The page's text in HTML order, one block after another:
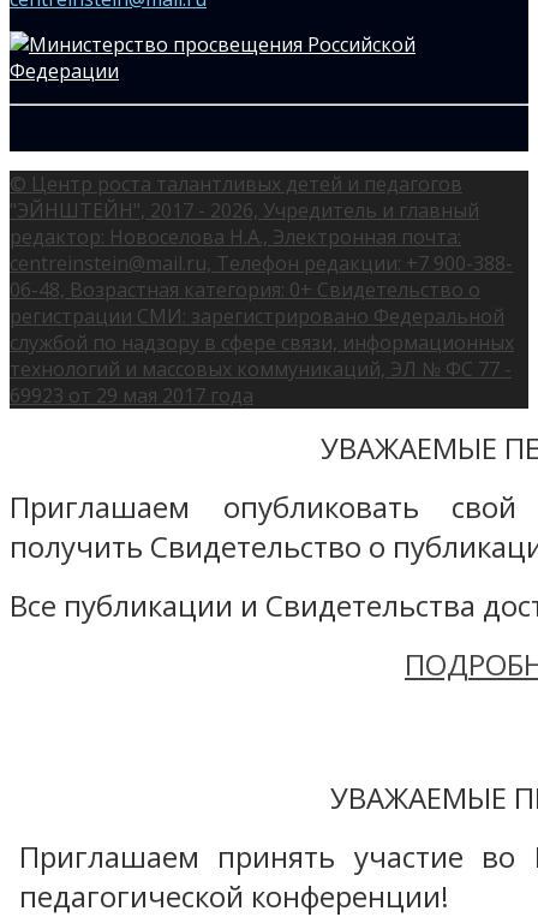
© Центр роста талантливых детей и педагогов
"ЭЙНШТЕЙН", 2017 - 2026, Учредитель и главный
редактор: Новоселова Н.А., Электронная почта:
centreinstein@mail.ru, Телефон редакции: +7 900-388-
06-48, Возрастная категория: 0+ Свидетельство о
регистрации СМИ: зарегистрировано Федеральной
службой по надзору в сфере связи, информационных
технологий и массовых коммуникаций, ЭЛ № ФС 77 -
69923 от 29 мая 2017 года
УВАЖАЕМЫЕ
Приглашаем опубликовать
получить Свидетельство о
Все публикации и Свидетельства
УВАЖАЕМЫЕ
Приглашаем принять участие во
педагогической конференции!